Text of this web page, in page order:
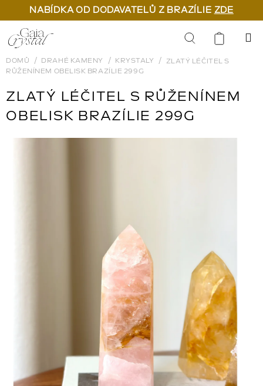
NABÍDKA OD DODAVATELŮ Z BRAZÍLIE ZDE
Přejít
na
obsah
Hledat
DOMŮ DRAHÉ KAMENY KRYSTALY
ZLATÝ LÉČITEL S
RŮŽENÍNEM OBELISK BRAZÍLIE 299G
ZLATÝ LÉČITEL S RŮŽENÍNEM
OBELISK BRAZÍLIE 299G